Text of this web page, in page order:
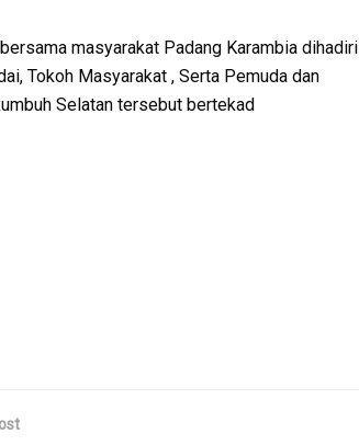
masyarakat Padang Karambia dihadiri
Tokoh Masyarakat , Serta Pemuda dan
Selatan tersebut bertekad